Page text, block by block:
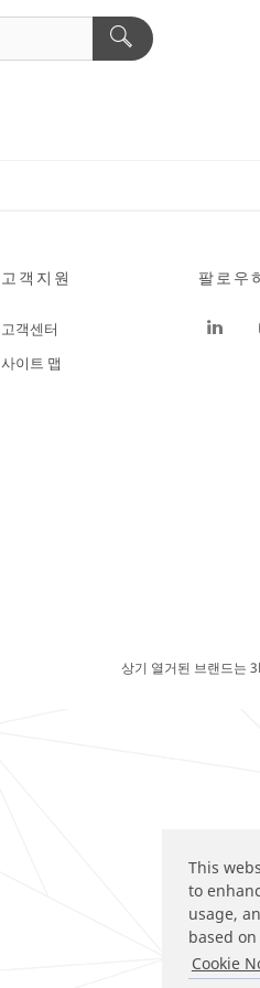
This
to
usage,
based
Cookie
고객지원
고객센터
사이트 맵
팔로우
상기 열거된 브랜드는